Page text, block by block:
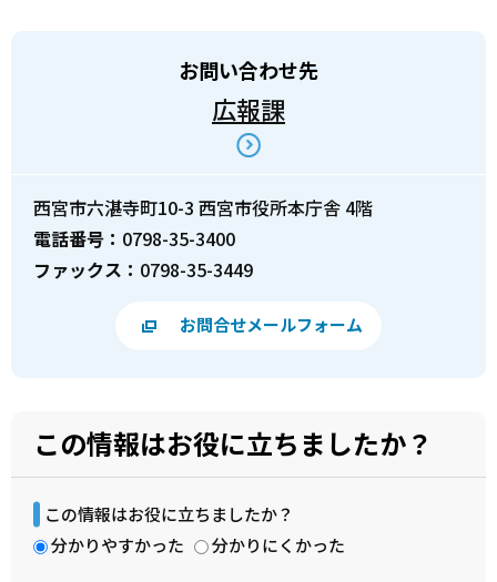
お問い合わせ先
広報課
西宮市六湛寺町10-3 西宮市役所本庁舎 4階
電話番号： 0798-35-3400
ファックス： 0798-35-3449
お問合せメールフォーム
この情報はお役に立ちましたか？
この情報はお役に立ちましたか？
分かりやすかった
分かりにくかった